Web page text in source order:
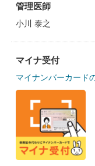
管理医師
小川 泰之
マイナ受付
マイナンバーカード